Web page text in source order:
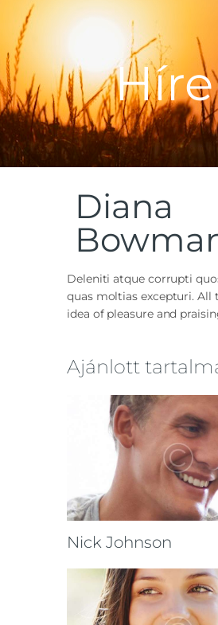
Diana
RÓLUNK
MISEREND
SZENTSÉGEK
HITOKTATÁS
KÖZÖSSÉGEK
PROGRAMOK
KAPCSOLAT
Deleniti atque corrupti
quas moltias excepturi. All
idea of pleasure and
Ajánlott
Nick Johnson